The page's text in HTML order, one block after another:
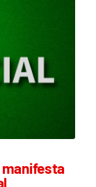
manifesta